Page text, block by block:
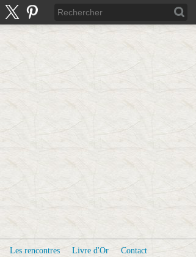
Les rencontres Livre d'Or Contact